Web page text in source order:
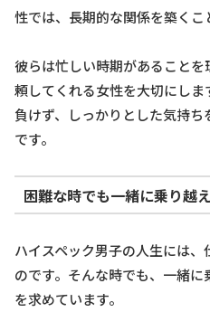
性では、長期的な関係を築くこ
彼らは忙しい時期があること
頼してくれる女性を大切にし
負けず、しっかりとした気持
です。
困難な時でも一緒に乗り越
ハイスペック男子の人生には
のです。そんな時でも、一緒
を求めています。